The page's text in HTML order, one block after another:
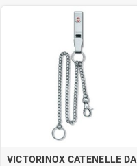
VICTORINOX CATENELLE DA